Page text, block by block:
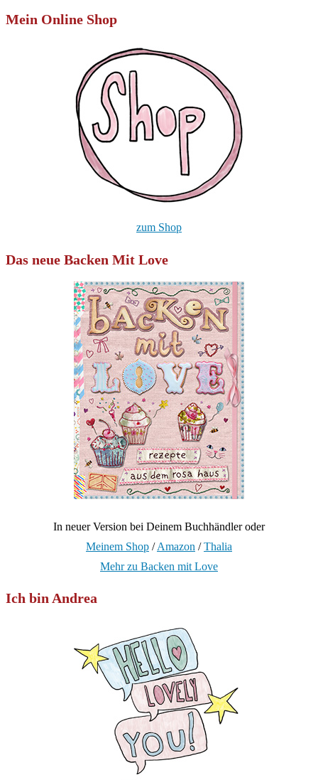
Mein Online Shop
zum Shop
Das neue Backen Mit Love
In neuer Version bei Deinem Buchhändler oder
Meinem Shop /Amazon /Thalia
Mehr zu Backen mit Love
Ich bin Andrea